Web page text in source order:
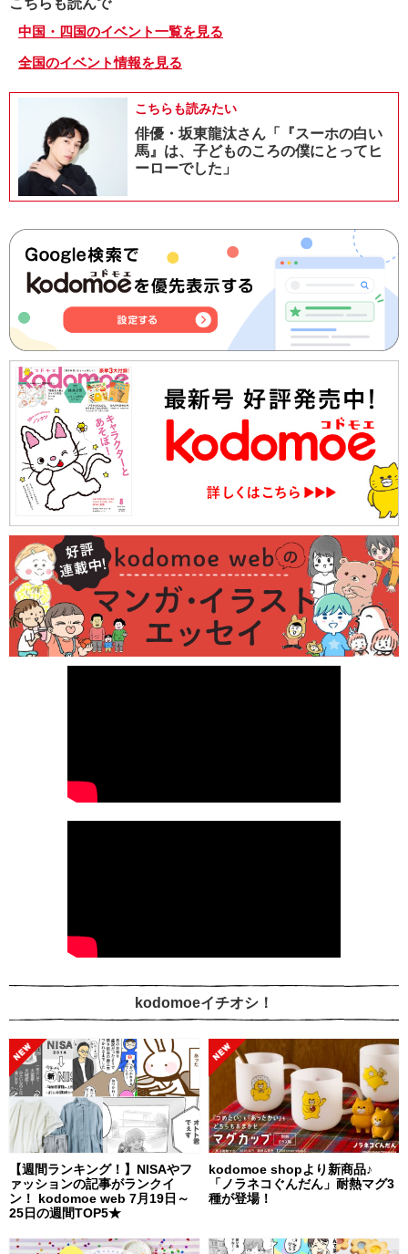
中国・四国のイベント一覧を見る
全国のイベント情報を見る
こちらも読みたい
俳優・坂東龍汰さん「『スーホの白い
馬』は、子どものころの僕にとってヒ
ーローでした」
kodomoeイチオシ！
【週間ランキング！】NISAやフ
ァッションの記事がランクイ
ン！ kodomoe web 7月19日～
25日の週間TOP5★
kodomoe shopより新商品♪
「ノラネコぐんだん」耐熱マグ3
種が登場！